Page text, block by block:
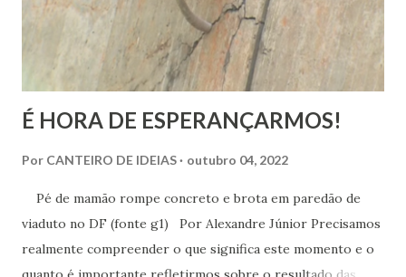
É HORA DE ESPERANÇARMOS!
Por CANTEIRO DE IDEIAS outubro 04, 2022
Pé de mamão rompe concreto e brota em paredão de
viaduto no DF (fonte g1) Por Alexandre Júnior Precisamos
realmente compreender o que significa este momento e o